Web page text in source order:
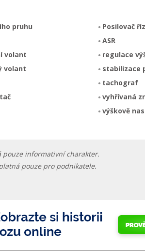
pruhu
volant
volant
Posilovač
ASR
regulace
stabilizace
tachograf
vyhřívaná
výškově
pouze informativní charakter.
pouze pro podnikatele.